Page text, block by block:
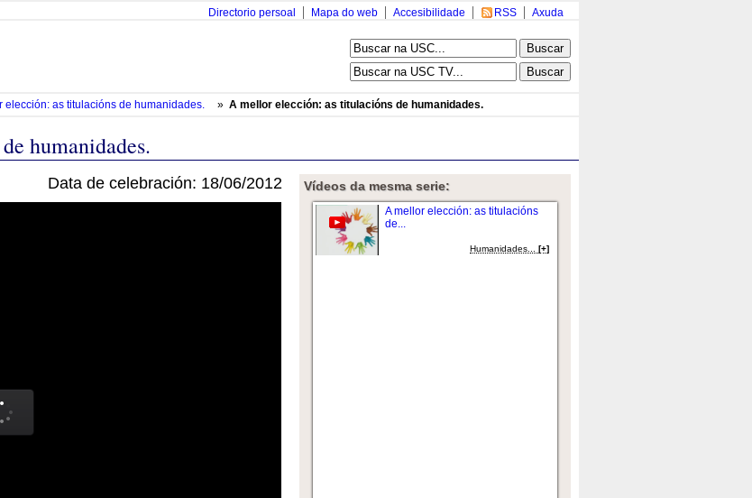
Axuda
RSS
Accesibilidade
Mapa do web
Directorio persoal
elección: as titulacións de humanidades. » A mellor elección: as titulacións de humanidades.
humanidades.
Data de celebración: 18/06/2012 Vídeos da mesma serie:
A mellor elección: as titulacións
de...
Humanidades...[+]